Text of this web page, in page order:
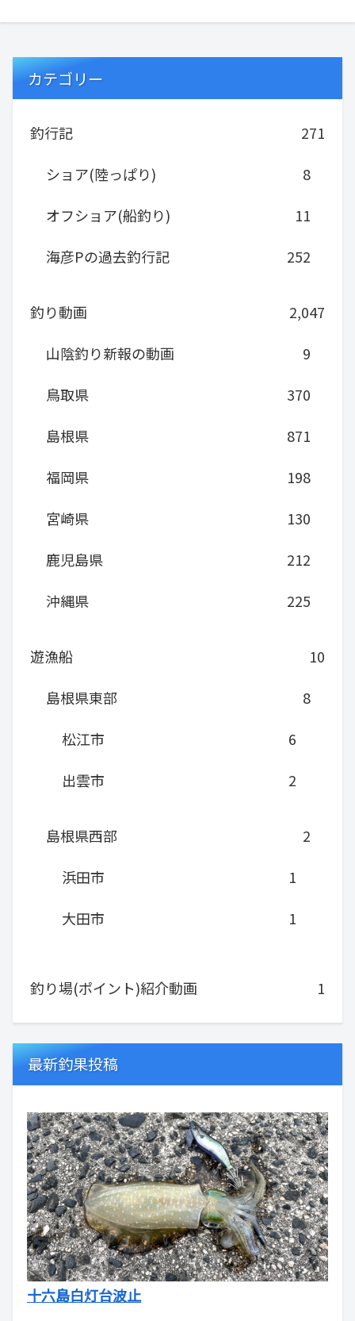
カテゴリー
釣行記
271
ショア(陸っぱり)
8
オフショア(船釣り)
11
海彦Pの過去釣行記
252
釣り動画
2,047
山陰釣り新報の動画
9
鳥取県
370
島根県
871
福岡県
198
宮崎県
130
鹿児島県
212
沖縄県
225
遊漁船
10
島根県東部
8
松江市
6
出雲市
2
島根県西部
2
浜田市
1
大田市
1
釣り場(ポイント)紹介動画 1
最新釣果投稿
十六島白灯台波止